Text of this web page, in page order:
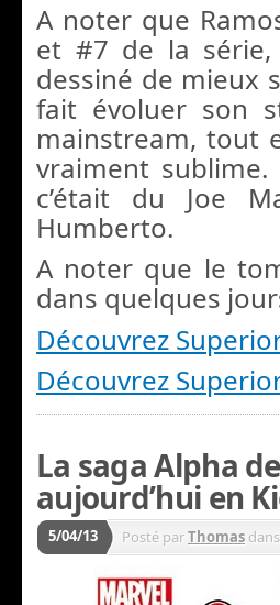
A noter que
et #7 de la série,
dessiné de mieux
fait évoluer son
mainstream, tout
vraiment sublime.
c’était du Joe
Humberto.
A noter que le
dans quelques
Découvrez
Découvrez
La saga Alpha
aujourd’hui en
5/04/13 Posté parThomas dans